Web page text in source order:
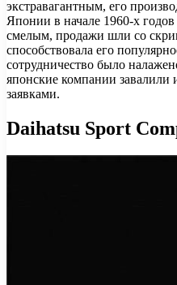
экстравагантным, его
Японии в начале 1960-х
смелым, продажи шли со
способствовала его
сотрудничество было
японские компании завалили
заявками.
Daihatsu Sport